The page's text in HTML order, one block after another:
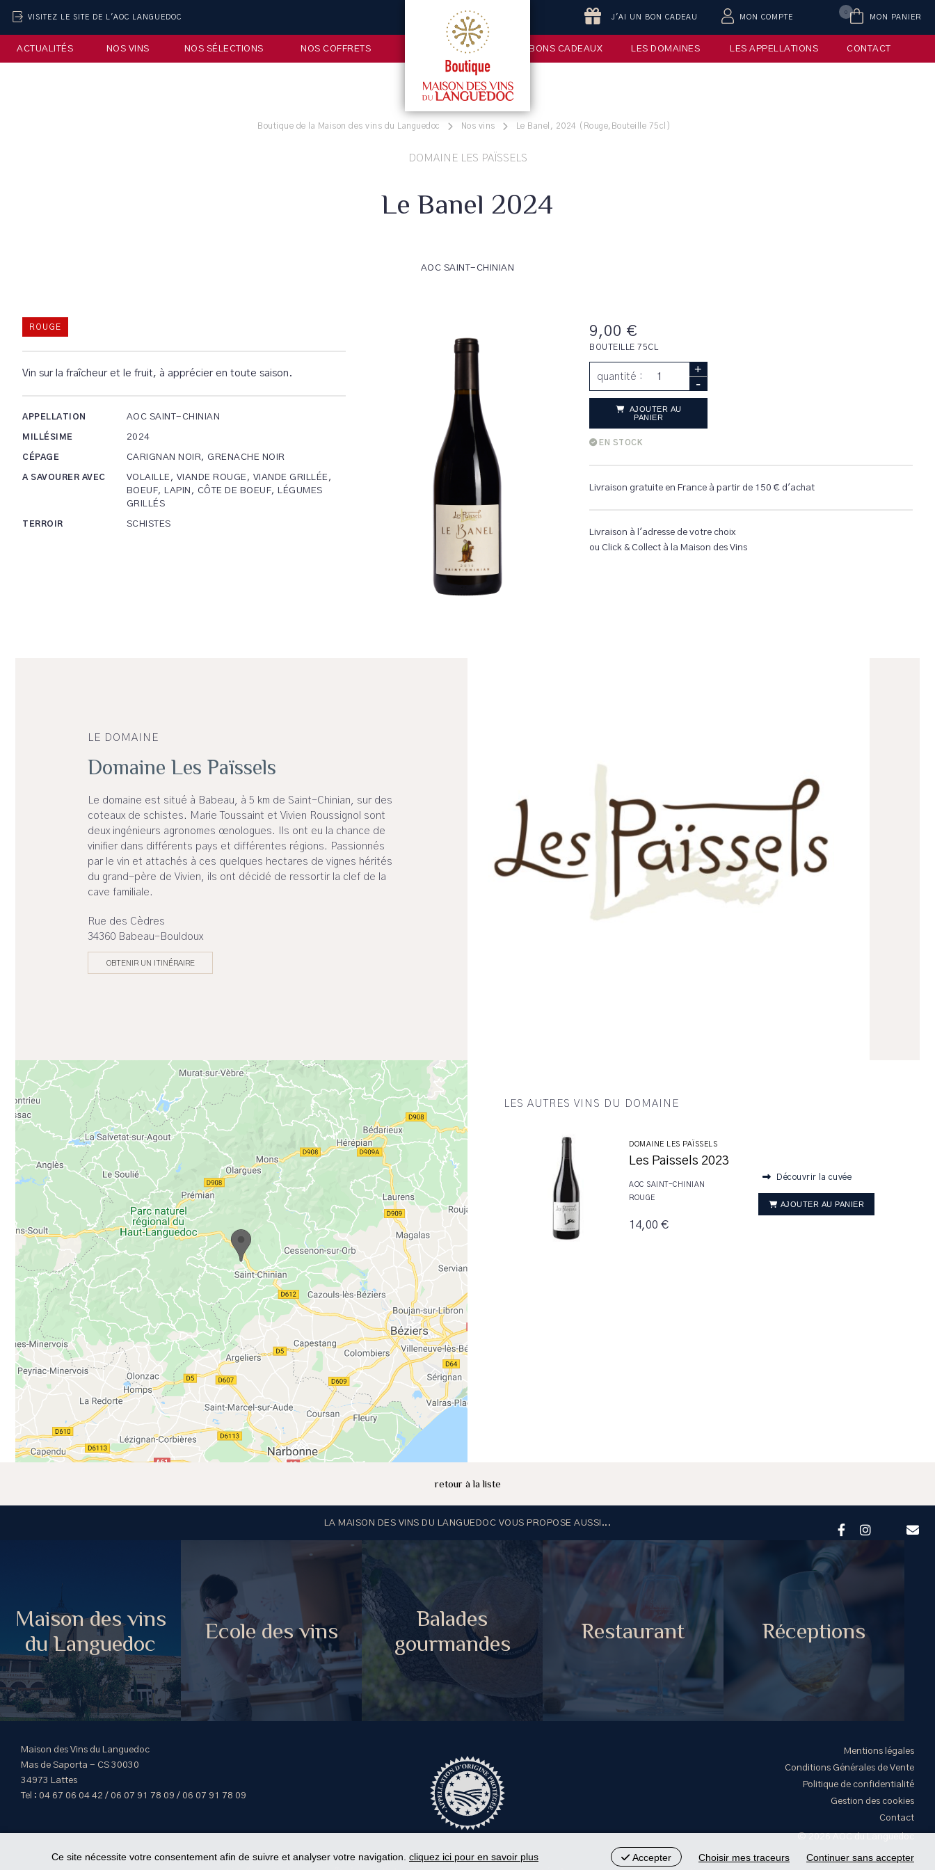
VISITEZ LE SITE DE L'AOC LANGUEDOC J'AI UN BON CADEAU MON COMPTE MON PANIER
0
ACTUALITÉS NOS VINS NOS SÉLECTIONS NOS COFFRETS BONS CADEAUX LES DOMAINES LES APPELLATIONS CONTACT
Boutique de la Maison des vins du Languedoc Nos vins Le Banel, 2024 (Rouge,Bouteille 75cl)
DOMAINE LES PAÏSSELS
Le Banel 2024
AOC SAINT-CHINIAN
ROUGE
Vin sur la fraîcheur et le fruit, à apprécier en toute saison.
APPELLATION AOC SAINT-CHINIAN
MILLÉSIME 2024
CÉPAGE CARIGNAN NOIR, GRENACHE NOIR
A SAVOURER AVEC
VOLAILLE, VIANDE ROUGE, VIANDE GRILLÉE,
BOEUF, LAPIN, CÔTE DE BOEUF, LÉGUMES
GRILLÉS
TERROIR SCHISTES
9,00 €
BOUTEILLE 75CL
quantité : +
-
AJOUTER AU
PANIER
EN STOCK
Livraison gratuite en France à partir de 150 € d'achat
Livraison à l'adresse de votre choix
ou Click & Collect à la Maison des Vins
LE DOMAINE
Domaine Les Païssels
Le domaine est situé à Babeau, à 5 km de Saint-Chinian, sur des
coteaux de schistes. Marie Toussaint et Vivien Roussignol sont
deux ingénieurs agronomes œnologues. Ils ont eu la chance de
vinifier dans différents pays et différentes régions. Passionnés
par le vin et attachés à ces quelques hectares de vignes hérités
du grand-père de Vivien, ils ont décidé de ressortir la clef de la
cave familiale.
Rue des Cèdres
34360 Babeau-Bouldoux
OBTENIR UN ITINÉRAIRE
LES AUTRES VINS DU DOMAINE
DOMAINE LES PAÏSSELS
Les Paissels 2023
AOC SAINT-CHINIAN
ROUGE
14,00 €
Découvrir la cuvée
AJOUTER AU PANIER
retour à la liste
LA MAISON DES VINS DU LANGUEDOC VOUS PROPOSE AUSSI...
Maison des vins
du Languedoc
Ecole des vins
Balades
gourmandes
Restaurant Réceptions
Maison des Vins du Languedoc
Mas de Saporta - CS 30030
34973 Lattes
Tel : 04 67 06 04 42 / 06 07 91 78 09 / 06 07 91 78 09
Mentions légales
Conditions Générales de Vente
Politique de confidentialité
Gestion des cookies
Contact
Ce site nécessite votre consentement afin de suivre et analyser votre navigation. cliquez ici pour en savoir plus Accepter Choisir mes traceurs Continuer sans accepter